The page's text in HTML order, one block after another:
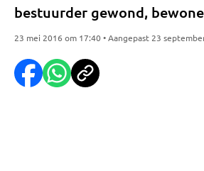
bestuurder gewond,
23 mei 2016 om 17:40 • Aangepast 23